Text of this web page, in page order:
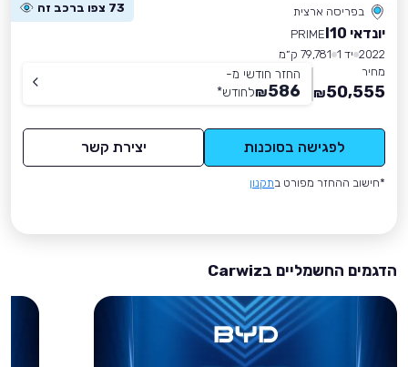
בפריסה ארצית 73 צפו ברכב זה
יונדאי I10
PRIME
2022 יד 1
79,781 ק״מ
מחיר
50,555
₪
החזר חודשי מ-
586
₪לחודש*
לפגישה בסוכנות יצירת קשר
*חישוב ההחזר מפורט בתקנון
הדגמים החשמליים בCarwiz